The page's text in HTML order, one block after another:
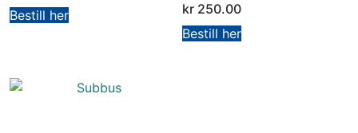
Bestill her
kr 250.00
Bestill her